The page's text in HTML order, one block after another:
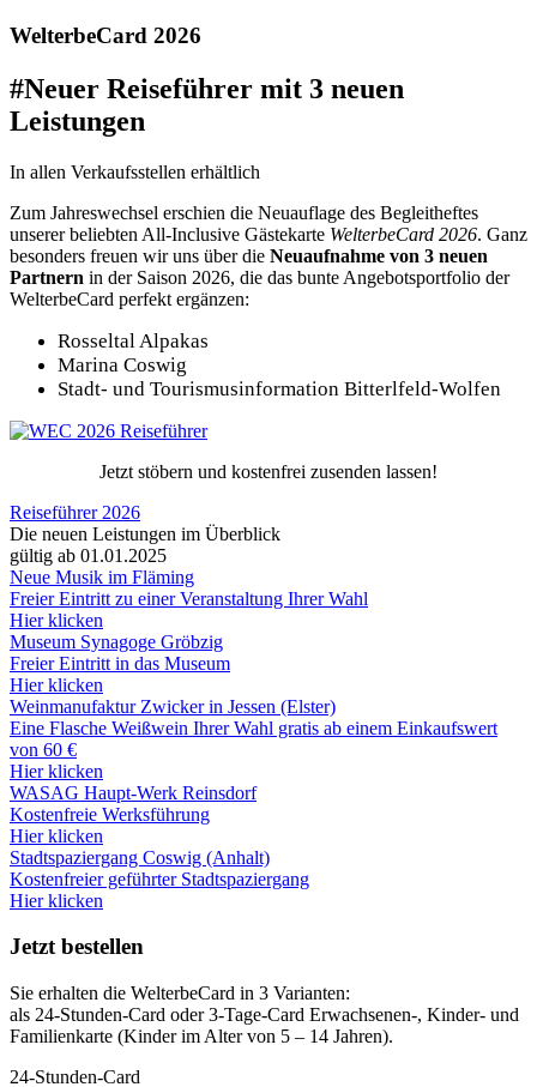
WelterbeCard 2026
#Neuer Reiseführer mit 3 neuen
Leistungen
In allen Verkaufsstellen erhältlich
Zum Jahreswechsel erschien die Neuauflage des Begleitheftes
unserer beliebten All-Inclusive Gästekarte WelterbeCard 2026. Ganz
besonders freuen wir uns über die Neuaufnahme von 3 neuen
Partnern in der Saison 2026, die das bunte Angebotsportfolio der
WelterbeCard perfekt ergänzen:
Rosseltal Alpakas
Marina Coswig
Stadt- und Tourismusinformation Bitterlfeld-Wolfen
Jetzt stöbern und kostenfrei zusenden lassen!
Reiseführer 2026
Die neuen Leistungen im Überblick
gültig ab 01.01.2025
Neue Musik im Fläming
Freier Eintritt zu einer Veranstaltung Ihrer Wahl
Hier klicken
Museum Synagoge Gröbzig
Freier Eintritt in das Museum
Hier klicken
Weinmanufaktur Zwicker in Jessen (Elster)
Eine Flasche Weißwein Ihrer Wahl gratis ab einem Einkaufswert
von 60 €
Hier klicken
WASAG Haupt-Werk Reinsdorf
Kostenfreie Werksführung
Hier klicken
Stadtspaziergang Coswig (Anhalt)
Kostenfreier geführter Stadtspaziergang
Hier klicken
Jetzt bestellen
Sie erhalten die WelterbeCard in 3 Varianten:
als 24-Stunden-Card oder 3-Tage-Card Erwachsenen-, Kinder- und
Familienkarte (Kinder im Alter von 5 – 14 Jahren).
24-Stunden-Card